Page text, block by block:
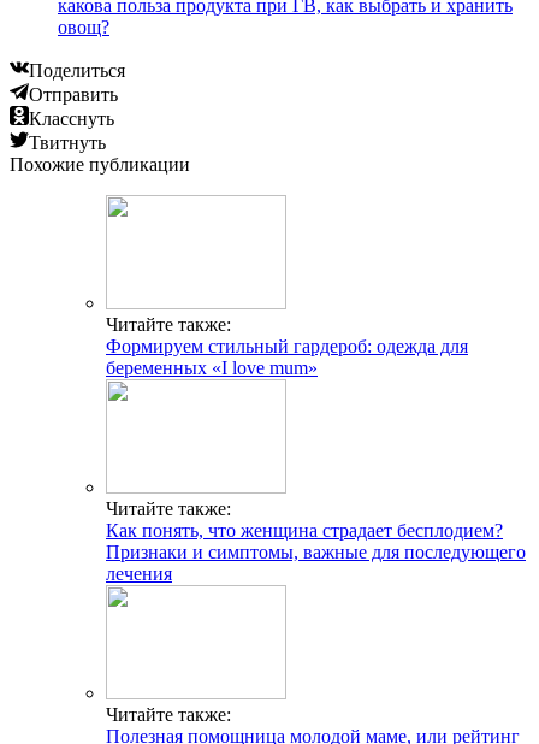
какова польза продукта при ГВ, как выбрать и хранить
овощ?
Поделиться
Отправить
Класснуть
Твитнуть
Похожие публикации
Читайте также:
Формируем стильный гардероб: одежда для
беременных «І love mum»
Читайте также:
Как понять, что женщина страдает бесплодием?
Признаки и симптомы, важные для последующего
лечения
Читайте также:
Полезная помощница молодой маме, или рейтинг